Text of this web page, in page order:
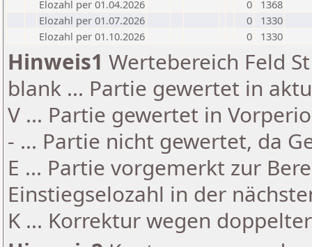
Elozahl per 01.04.2026
0
1368
Elozahl per 01.07.2026
0
1330
Elozahl per 01.10.2026
0 1330
Hinweis1 Wertebereich Feld
blank ... Partie gewertet in
V ... Partie gewertet in
- ... Partie nicht gewertet, da
E ... Partie vorgemerkt zur
Einstiegselozahl in der
K ... Korrektur wegen